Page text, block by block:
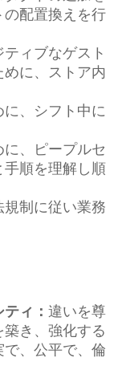
配置換えを行
ィブなゲスト
に、ストア内
、シフト中に
、ピープルセ
順を理解し順
制に従い業務
ィ： 違いを尊
き、強化する
で、公平で、倫